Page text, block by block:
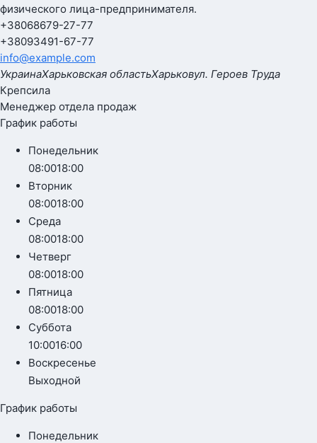
физического лица-предпринимателя.
+38068679-27-77
+38093491-67-77
info@example.com
УкраинаХарьковская областьХарьковул. Героев Труда
Крепсила
Менеджер отдела продаж
График работы
Понедельник
08:0018:00
Вторник
08:0018:00
Среда
08:0018:00
Четверг
08:0018:00
Пятница
08:0018:00
Суббота
10:0016:00
Воскресенье
Выходной
График работы
Понедельник